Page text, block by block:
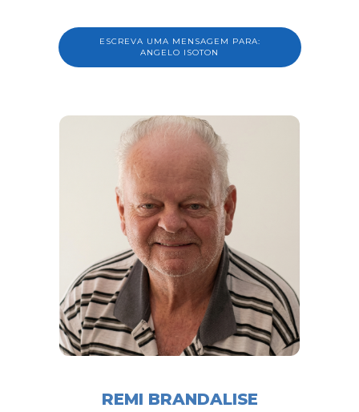
ESCREVA UMA MENSAGEM PARA:
ANGELO ISOTON
REMI BRANDALISE